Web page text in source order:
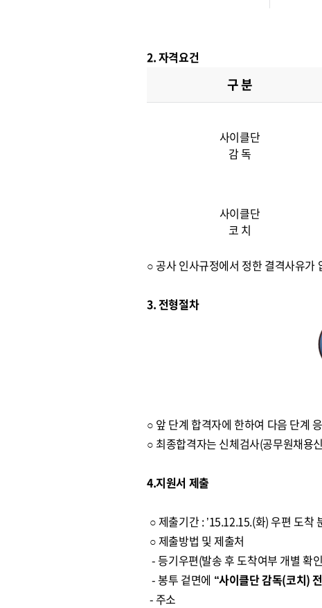
2. 자격요건
구 분
사이클단
감 독
사이클단
코 치
○ 공사 인사규정에서 정한 결격사유가
3. 전형절차
○ 앞 단계 합격자에 한하여 다음 단계
○ 최종합격자는 신체검사(공무원채용
4.지원서 제출
○ 제출기간 : ’15.12.15.(화) 우편 도착
○ 제출방법 및 제출처
- 등기우편(발송 후 도착여부 개별 확
- 봉투 겉면에 “사이클단 감독(코치)
- 주소